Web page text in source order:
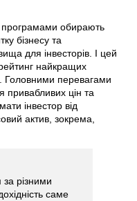
програмами обирають
бізнесу та
для інвесторів. І цей
найкращих
Головними перевагами
привабливих цін та
інвестор від
актив, зокрема,
різними
саме